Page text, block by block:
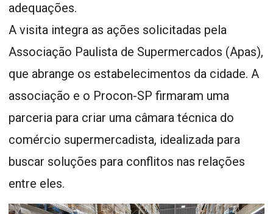
adequações.
A visita integra as ações solicitadas pela
Associação Paulista de Supermercados (Apas),
que abrange os estabelecimentos da cidade. A
associação e o Procon-SP firmaram uma
parceria para criar uma câmara técnica do
comércio supermercadista, idealizada para
buscar soluções para conflitos nas relações
entre eles.